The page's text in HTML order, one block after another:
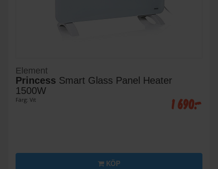
Element
Princess Smart Glass Panel Heater
1500W
Färg: Vit 1 690:-
KÖP